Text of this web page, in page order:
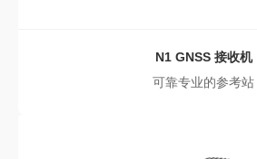
N1 GNSS 接收机
可靠专业的参考站